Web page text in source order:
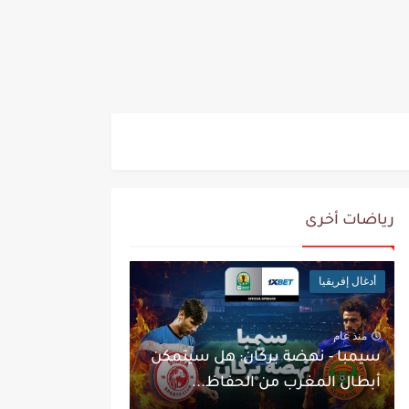
رياضات أخرى
أدغال إفريقيا
منذ عام
سيمبا - نهضة بركان: هل سيتمكن
أبطال المغرب من الحفاظ...